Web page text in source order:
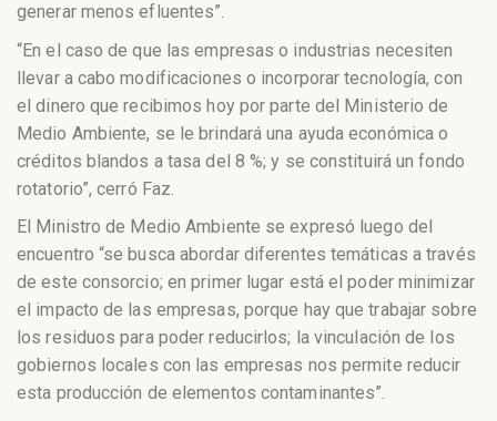
generar menos efluentes”.
“En el caso de que las empresas o industrias necesiten
llevar a cabo modificaciones o incorporar tecnología, con
el dinero que recibimos hoy por parte del Ministerio de
Medio Ambiente, se le brindará una ayuda económica o
créditos blandos a tasa del 8 %; y se constituirá un fondo
rotatorio”, cerró Faz.
El Ministro de Medio Ambiente se expresó luego del
encuentro “se busca abordar diferentes temáticas a través
de este consorcio; en primer lugar está el poder minimizar
el impacto de las empresas, porque hay que trabajar sobre
los residuos para poder reducirlos; la vinculación de los
gobiernos locales con las empresas nos permite reducir
esta producción de elementos contaminantes”.